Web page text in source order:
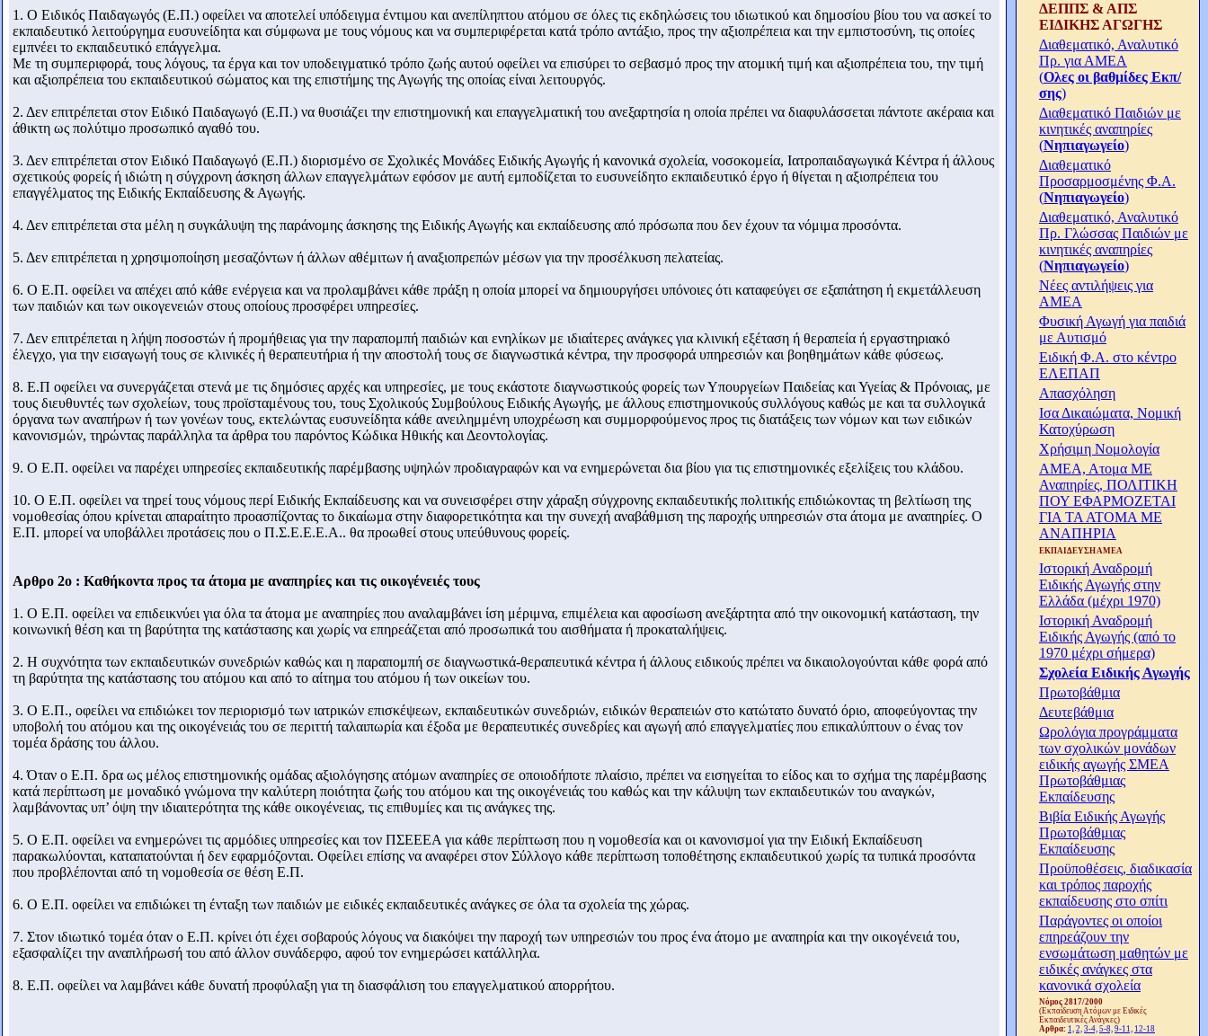
1. O Ειδικός Παιδαγωγός (Ε.Π.) οφείλει να αποτελεί υπόδειγμα έντιμου και ανεπίληπτου ατόμου σε όλες τις εκδηλώσεις του ιδιωτικού και δημοσίου βίου του να ασκεί το
εκπαιδευτικό λειτούργημα ευσυνείδητα και σύμφωνα με τους νόμους και να συμπεριφέρεται κατά τρόπο αντάξιο, προς την αξιοπρέπεια και την εμπιστοσύνη, τις οποίες
εμπνέει το εκπαιδευτικό επάγγελμα.
Mε τη συμπεριφορά, τους λόγους, τα έργα και τον υποδειγματικό τρόπο ζωής αυτού οφείλει να επισύρει το σεβασμό προς την ατομική τιμή και αξιοπρέπεια του, την τιμή
και αξιοπρέπεια του εκπαιδευτικού σώματος και της επιστήμης της Αγωγής της οποίας είναι λειτουργός.
2. Δεν επιτρέπεται στον Ειδικό Παιδαγωγό (Ε.Π.) να θυσιάζει την επιστημονική και επαγγελματική του ανεξαρτησία η οποία πρέπει να διαφυλάσσεται πάντοτε ακέραια και
άθικτη ως πολύτιμο προσωπικό αγαθό του.
3. Δεν επιτρέπεται στον Ειδικό Παιδαγωγό (Ε.Π.) διορισμένο σε Σχολικές Μονάδες Ειδικής Αγωγής ή κανονικά σχολεία, νοσοκομεία, Ιατροπαιδαγωγικά Κέντρα ή άλλους
σχετικούς φορείς ή ιδιώτη η σύγχρονη άσκηση άλλων επαγγελμάτων εφόσον με αυτή εμποδίζεται το ευσυνείδητο εκπαιδευτικό έργο ή θίγεται η αξιοπρέπεια του
επαγγέλματος της Ειδικής Εκπαίδευσης & Αγωγής.
4. Δεν επιτρέπεται στα μέλη η συγκάλυψη της παράνομης άσκησης της Ειδικής Αγωγής και εκπαίδευσης από πρόσωπα που δεν έχουν τα νόμιμα προσόντα.
5. Δεν επιτρέπεται η χρησιμοποίηση μεσαζόντων ή άλλων αθέμιτων ή αναξιοπρεπών μέσων για την προσέλκυση πελατείας.
6. Ο Ε.Π. οφείλει να απέχει από κάθε ενέργεια και να προλαμβάνει κάθε πράξη η οποία μπορεί να δημιουργήσει υπόνοιες ότι καταφεύγει σε εξαπάτηση ή εκμετάλλευση
των παιδιών και των οικογενειών στους οποίους προσφέρει υπηρεσίες.
7. Δεν επιτρέπεται η λήψη ποσοστών ή προμήθειας για την παραπομπή παιδιών και ενηλίκων με ιδιαίτερες ανάγκες για κλινική εξέταση ή θεραπεία ή εργαστηριακό
έλεγχο, για την εισαγωγή τους σε κλινικές ή θεραπευτήρια ή την αποστολή τους σε διαγνωστικά κέντρα, την προσφορά υπηρεσιών και βοηθημάτων κάθε φύσεως.
8. Ε.Π οφείλει να συνεργάζεται στενά με τις δημόσιες αρχές και υπηρεσίες, με τους εκάστοτε διαγνωστικούς φορείς των Υπουργείων Παιδείας και Υγείας & Πρόνοιας, με
τους διευθυντές των σχολείων, τους προϊσταμένους του, τους Σχολικούς Συμβούλους Ειδικής Αγωγής, με άλλους επιστημονικούς συλλόγους καθώς με και τα συλλογικά
όργανα των αναπήρων ή των γονέων τους, εκτελώντας ευσυνείδητα κάθε ανειλημμένη υποχρέωση και συμμορφούμενος προς τις διατάξεις των νόμων και των ειδικών
κανονισμών, τηρώντας παράλληλα τα άρθρα του παρόντος Kώδικα Ηθικής και Δεοντολογίας.
9. Ο Ε.Π. οφείλει να παρέχει υπηρεσίες εκπαιδευτικής παρέμβασης υψηλών προδιαγραφών και να ενημερώνεται δια βίου για τις επιστημονικές εξελίξεις του κλάδου.
10. Ο Ε.Π. οφείλει να τηρεί τους νόμους περί Ειδικής Εκπαίδευσης και να συνεισφέρει στην χάραξη σύγχρονης εκπαιδευτικής πολιτικής επιδιώκοντας τη βελτίωση της
νομοθεσίας όπου κρίνεται απαραίτητο προασπίζοντας το δικαίωμα στην διαφορετικότητα και την συνεχή αναβάθμιση της παροχής υπηρεσιών στα άτομα με αναπηρίες. Ο
Ε.Π. μπορεί να υποβάλλει προτάσεις που ο Π.Σ.Ε.Ε.Ε.Α.. θα προωθεί στους υπεύθυνους φορείς.
Αρθρο 2ο : Kαθήκοντα προς τα άτομα με αναπηρίες και τις οικογένειές τους
1. Ο Ε.Π. οφείλει να επιδεικνύει για όλα τα άτομα με αναπηρίες που αναλαμβάνει ίση μέριμνα, επιμέλεια και αφοσίωση ανεξάρτητα από την οικονομική κατάσταση, την
κοινωνική θέση και τη βαρύτητα της κατάστασης και χωρίς να επηρεάζεται από προσωπικά του αισθήματα ή προκαταλήψεις.
2. H συχνότητα των εκπαιδευτικών συνεδριών καθώς και η παραπομπή σε διαγνωστικά-θεραπευτικά κέντρα ή άλλους ειδικούς πρέπει να δικαιολογούνται κάθε φορά από
τη βαρύτητα της κατάστασης του ατόμου και από το αίτημα του ατόμου ή των οικείων του.
3. Ο Ε.Π., οφείλει να επιδιώκει τον περιορισμό των ιατρικών επισκέψεων, εκπαιδευτικών συνεδριών, ειδικών θεραπειών στο κατώτατο δυνατό όριο, αποφεύγοντας την
υποβολή του ατόμου και της οικογένειάς του σε περιττή ταλαιπωρία και έξοδα με θεραπευτικές συνεδρίες και αγωγή από επαγγελματίες που επικαλύπτουν ο ένας τον
τομέα δράσης του άλλου.
4. Όταν ο Ε.Π. δρα ως μέλος επιστημονικής ομάδας αξιολόγησης ατόμων αναπηρίες σε οποιοδήποτε πλαίσιο, πρέπει να εισηγείται το είδος και το σχήμα της παρέμβασης
κατά περίπτωση με μοναδικό γνώμονα την καλύτερη ποιότητα ζωής του ατόμου και της οικογένειάς του καθώς και την κάλυψη των εκπαιδευτικών του αναγκών,
λαμβάνοντας υπ’ όψη την ιδιαιτερότητα της κάθε οικογένειας, τις επιθυμίες και τις ανάγκες της.
5. Ο Ε.Π. οφείλει να ενημερώνει τις αρμόδιες υπηρεσίες και τον ΠΣΕΕΕΑ για κάθε περίπτωση που η νομοθεσία και οι κανονισμοί για την Ειδική Εκπαίδευση
παρακωλύονται, καταπατούνται ή δεν εφαρμόζονται. Οφείλει επίσης να αναφέρει στον Σύλλογο κάθε περίπτωση τοποθέτησης εκπαιδευτικού χωρίς τα τυπικά προσόντα
που προβλέπονται από τη νομοθεσία σε θέση Ε.Π.
6. Ο Ε.Π. οφείλει να επιδιώκει τη ένταξη των παιδιών με ειδικές εκπαιδευτικές ανάγκες σε όλα τα σχολεία της χώρας.
7. Στον ιδιωτικό τομέα όταν ο Ε.Π. κρίνει ότι έχει σοβαρούς λόγους να διακόψει την παροχή των υπηρεσιών του προς ένα άτομο με αναπηρία και την οικογένειά του,
εξασφαλίζει την αναπλήρωσή του από άλλον συνάδερφο, αφού τον ενημερώσει κατάλληλα.
8. Ε.Π. οφείλει να λαμβάνει κάθε δυνατή προφύλαξη για τη διασφάλιση του επαγγελματικού απορρήτου.
ΔΕΠΠΣ & ΑΠΣ
ΕΙΔΙΚΗΣ ΑΓΩΓΗΣ
Διαθεματικό, Αναλυτικό
Πρ. για ΑΜΕΑ
(Ολες οι βαθμίδες Εκπ/
σης)
Διαθεματικό Παιδιών με
κινητικές αναπηρίες
(Νηπιαγωγείο)
Διαθεματικό
Προσαρμοσμένης Φ.Α.
(Νηπιαγωγείο)
Διαθεματικό, Αναλυτικό
Πρ. Γλώσσας Παιδιών με
κινητικές αναπηρίες
(Νηπιαγωγείο)
Νέες αντιλήψεις για
ΑΜΕΑ
Φυσική Αγωγή για παιδιά
με Αυτισμό
Ειδική Φ.Α. στο κέντρο
ΕΛΕΠΑΠ
Απασχόληση
Ισα Δικαιώματα, Νομική
Κατοχύρωση
Χρήσιμη Νομολογία
ΑΜΕΑ, Ατομα ΜΕ
Αναπηρίες, ΠΟΛΙΤΙΚΗ
ΠΟΥ ΕΦΑΡΜΟΖΕΤΑΙ
ΓΙΑ ΤΑ ΑΤΟΜΑ ΜΕ
ΑΝΑΠΗΡΙΑ
ΕΚΠΑΙΔΕΥΣΗ ΑΜΕΑ
Ιστορική Αναδρομή
Ειδικής Αγωγής στην
Ελλάδα (μέχρι 1970)
Ιστορική Αναδρομή
Ειδικής Αγωγής (από το
1970 μέχρι σήμερα)
Σχολεία Ειδικής Αγωγής
Πρωτοβάθμια
Δευτεβάθμια
Ωρολόγια προγράμματα
των σχολικών μονάδων
ειδικής αγωγής ΣΜΕΑ
Πρωτοβάθμιας
Εκπαίδευσης
Βιβία Ειδικής Αγωγής
Πρωτοβάθμιας
Εκπαίδευσης
Προϋποθέσεις, διαδικασία
και τρόπος παροχής
εκπαίδευσης στο σπίτι
Παράγοντες οι οποίοι
επηρεάζουν την
ενσωμάτωση μαθητών με
ειδικές ανάγκες στα
κανονικά σχολεία
Νόμος 2817/2000
(Εκπαίδευση Ατόμων με Ειδικές
Εκπαιδευτικές Ανάγκες)
Αρθρα: 1, 2, 3-4, 5-8, 9-11, 12-18